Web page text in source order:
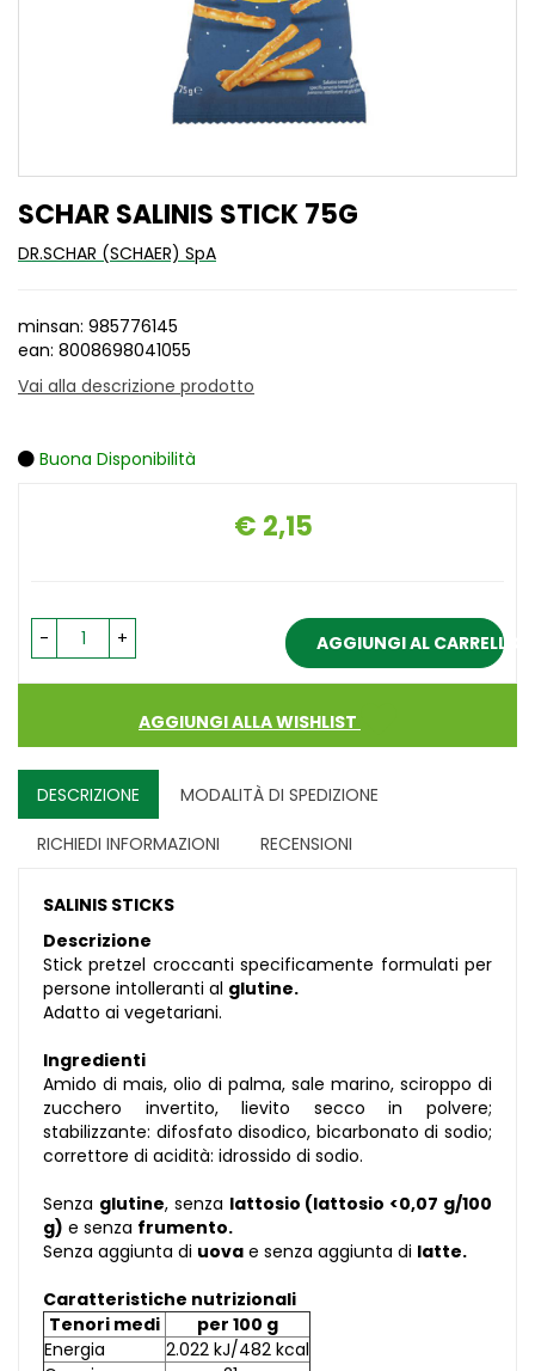
SCHAR SALINIS STICK 75G
DR.SCHAR (SCHAER) SpA
minsan: 985776145
ean: 8008698041055
Vai alla descrizione prodotto
Buona Disponibilità
Prezzo
€ 2,15
- + AGGIUNGI AL CARRELLO
AGGIUNGI ALLA WISHLIST
DESCRIZIONE MODALITÀ DI SPEDIZIONE
RICHIEDI INFORMAZIONI RECENSIONI
SALINIS STICKS
Descrizione
Stick pretzel croccanti specificamente formulati per
persone intolleranti al glutine.
Adatto ai vegetariani.
Ingredienti
Amido di mais, olio di palma, sale marino, sciroppo di
zucchero invertito, lievito secco in polvere;
stabilizzante: difosfato disodico, bicarbonato di sodio;
correttore di acidità: idrossido di sodio.
Senza glutine, senza lattosio (lattosio <0,07 g/100
g) e senza frumento.
Senza aggiunta di uova e senza aggiunta di latte.
Caratteristiche nutrizionali
Tenori medi
per 100 g
Energia
2.022 kJ/482 kcal